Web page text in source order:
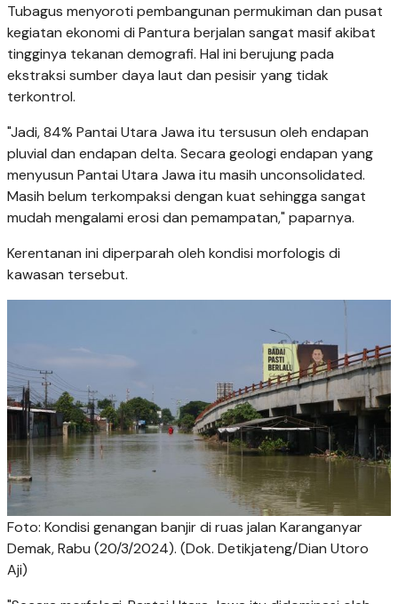
Tubagus menyoroti pembangunan permukiman dan pusat
kegiatan ekonomi di Pantura berjalan sangat masif akibat
tingginya tekanan demografi. Hal ini berujung pada
ekstraksi sumber daya laut dan pesisir yang tidak
terkontrol.
"Jadi, 84% Pantai Utara Jawa itu tersusun oleh endapan
pluvial dan endapan delta. Secara geologi endapan yang
menyusun Pantai Utara Jawa itu masih unconsolidated.
Masih belum terkompaksi dengan kuat sehingga sangat
mudah mengalami erosi dan pemampatan," paparnya.
Kerentanan ini diperparah oleh kondisi morfologis di
kawasan tersebut.
Foto: Kondisi genangan banjir di ruas jalan Karanganyar
Demak, Rabu (20/3/2024). (Dok. Detikjateng/Dian Utoro
Aji)